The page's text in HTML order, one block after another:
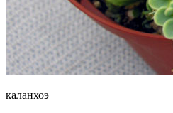
каланхоэ